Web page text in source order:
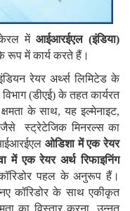
केरल मेंआईआरईएल (इंडिया)
रूप में कार्य करते हैं।
रेयर अर्थ्स लिमिटेड के
(डीएई) के तहत कार्यरत
के साथ, यह इल्मेनाइट,
जैसे स्ट्रेटेजिक मिनरल्स का
ओडिशा में एक रेयर
एक रेयर अर्थ रिफाइनिंग
पहल के अनुरूप हैं।
कॉरिडोर के साथ एकीकृत
का विस्तार करना, उन्नत